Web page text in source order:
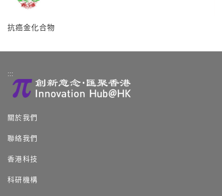
抗癌金化合物
:::
關於我們
聯絡我們
香港科技
科研機構